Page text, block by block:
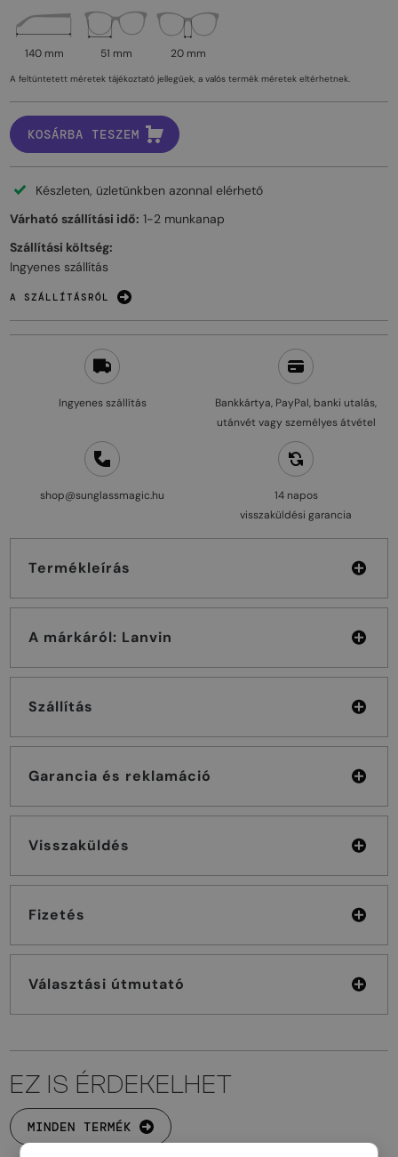
Ingyenes szállítás
Bankkártya, PayPal, banki utalás,
utánvét vagy személyes átvétel
shop@sunglassmagic.hu
14 napos
visszaküldési garancia
Termékleírás
A márkáról: Lanvin
Szállítás
Garancia és reklamáció
Visszaküldés
Fizetés
Választási útmutató
140 mm 51 mm 20 mm
A feltüntetett méretek tájékoztató jellegűek, a valós termék méretek eltérhetnek.
KOSÁRBA TESZEM
Készleten, üzletünkben azonnal elérhető
Várható szállítási idő: 1-2 munkanap
Szállítási költség:
Ingyenes szállítás
A SZÁLLÍTÁSRÓL
EZ IS ÉRDEKELHET
MINDEN TERMÉK